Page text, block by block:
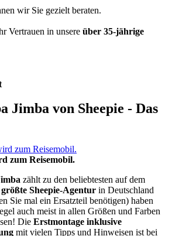
wir Sie gezielt beraten.
Vertrauen in unsere über 35-jährige
Jimba von Sheepie - Das
zum Reisemobil.
zählt zu den beliebtesten auf dem
Sheepie-Agentur in Deutschland
Sie mal ein Ersatzteil benötigen) haben
auch meist in allen Größen und Farben
Die Erstmontage inklusive
mit vielen Tipps und Hinweisen ist bei